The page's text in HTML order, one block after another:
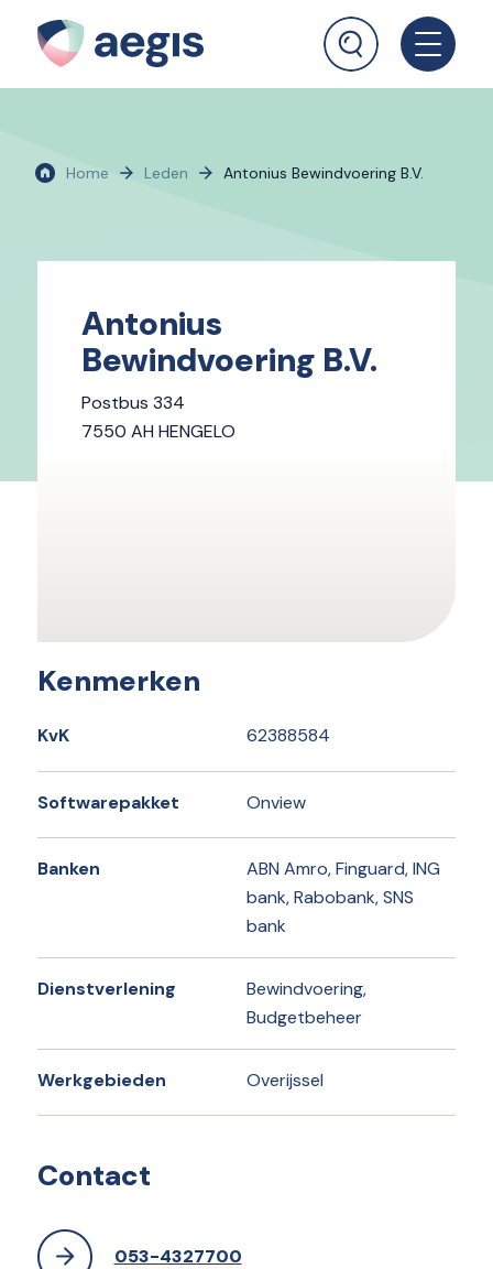
Home Leden Antonius Bewindvoering B.V.
Antonius
Bewindvoering B.V.
Postbus 334
7550 AH HENGELO
Kenmerken
KvK 62388584
Softwarepakket Onview
Banken
ABN Amro, Finguard, ING
bank, Rabobank, SNS
bank
Dienstverlening
Bewindvoering,
Budgetbeheer
Werkgebieden Overijssel
Contact
053-4327700